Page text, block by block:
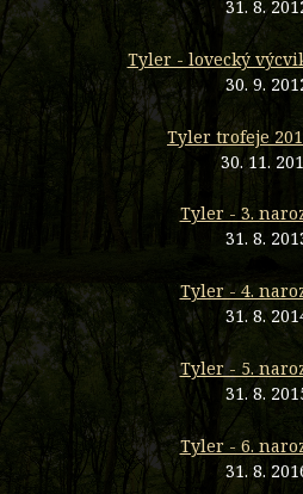
31. 8.
Tyler - lovecký
30. 9.
Tyler trofeje
30. 11.
Tyler - 3.
31. 8.
Tyler - 4.
31. 8.
Tyler - 5.
31. 8.
Tyler - 6.
31. 8.